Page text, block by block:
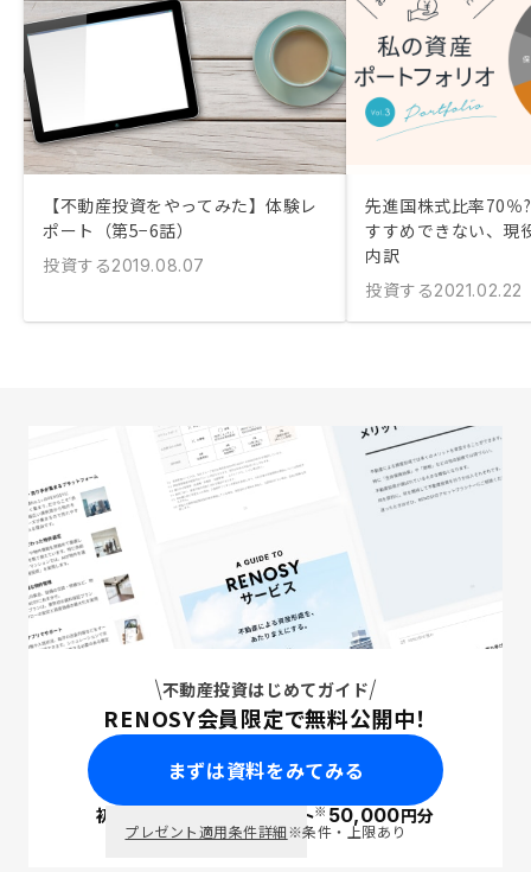
【不動産投資をやってみた】体験レ
ポート（第5−6話）
投資する2019.08.07
先進国株式比率70％
すすめできない、現
内訳
投資する2021.02.22
不動産投資はじめてガイド
RENOSY会員限定で無料公開中！
まずは資料をみてみる
初回面談で ポイント※50,000円分
プレゼント適用条件詳細※条件・上限あり